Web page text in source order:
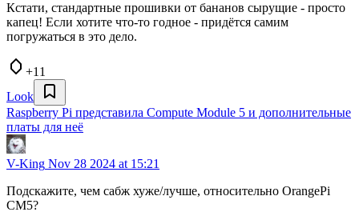
Кстати, стандартные прошивки от бананов сырущие - просто
капец! Если хотите что-то годное - придётся самим
погружаться в это дело.
+11
Look
Raspberry Pi представила Compute Module 5 и дополнительные
платы для неё
V-King Nov 28 2024 at 15:21
Подскажите, чем сабж хуже/лучше, относительно OrangePi
CM5?